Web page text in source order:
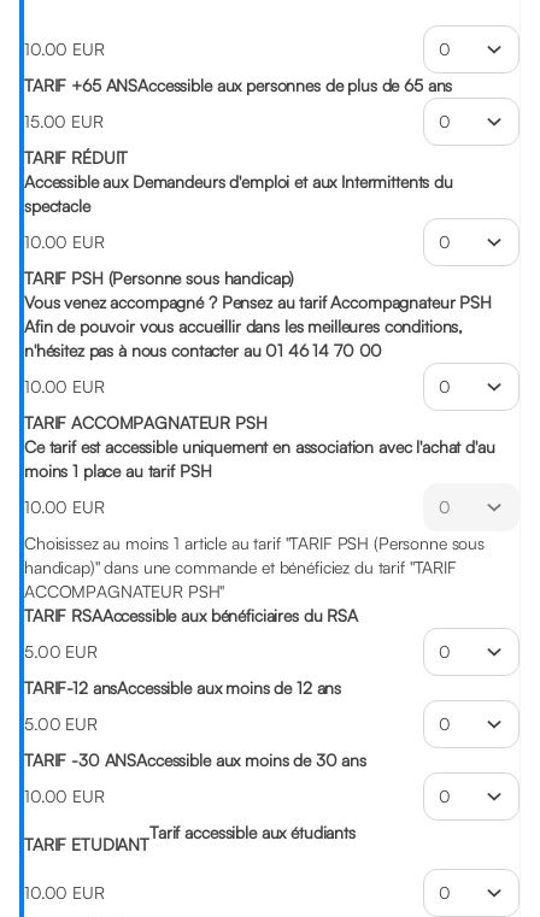
10.00 EUR
TARIF +65 ANSAccessible aux personnes de plus de 65 ans
15.00 EUR
TARIF RÉDUIT
Accessible aux Demandeurs d'emploi et aux Intermittents du
spectacle
10.00 EUR
TARIF PSH (Personne sous handicap)
Vous venez accompagné ? Pensez au tarif Accompagnateur PSH
Afin de pouvoir vous accueillir dans les meilleures conditions,
n'hésitez pas à nous contacter au 01 46 14 70 00
10.00 EUR
TARIF ACCOMPAGNATEUR PSH
Ce tarif est accessible uniquement en association avec l'achat d'au
moins 1 place au tarif PSH
10.00 EUR
Choisissez au moins 1 article au tarif "TARIF PSH (Personne sous
handicap)" dans une commande et bénéficiez du tarif "TARIF
ACCOMPAGNATEUR PSH"
TARIF RSAAccessible aux bénéficiaires du RSA
5.00 EUR
TARIF-12 ansAccessible aux moins de 12 ans
5.00 EUR
TARIF -30 ANSAccessible aux moins de 30 ans
10.00 EUR
TARIF ETUDIANT
Tarif accessible aux étudiants
10.00 EUR